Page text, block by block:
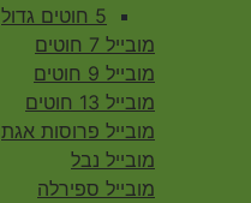
5 חוטים גדול
מובייל 7 חוטים
מובייל 9 חוטים
מובייל 13 חוטים
מובייל פרוסות אגת
מובייל נבל
מובייל ספירלה